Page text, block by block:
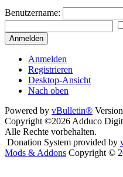
Benutzername:
Anmelden
Anmelden
Registrieren
Desktop-Ansicht
Nach oben
Powered by vBulletin®
Copyright ©2026 Adduco
Alle Rechte vorbehalten.
Donation System provided by
Mods & Addons Copyright ©